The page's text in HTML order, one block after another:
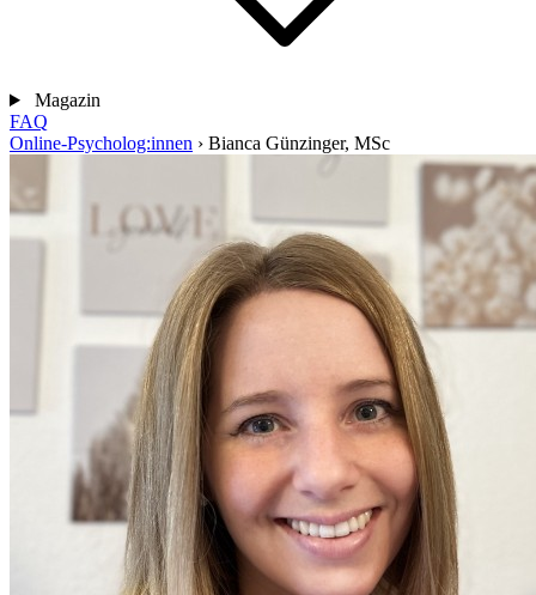
Magazin
FAQ
Online-Psycholog:innen › Bianca Günzinger, MSc